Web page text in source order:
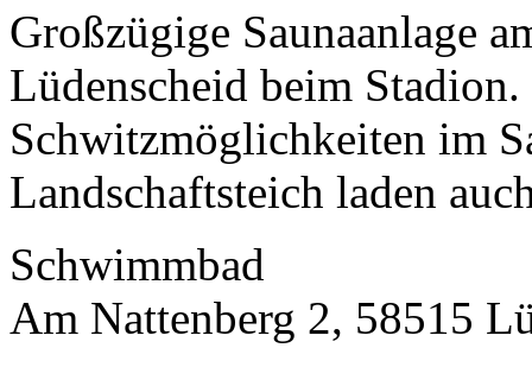
Großzügige Saunaanlage
Lüdenscheid beim
Schwitzmöglichkeiten im
Landschaftsteich laden
Schwimmbad
Am Nattenberg 2, 58515